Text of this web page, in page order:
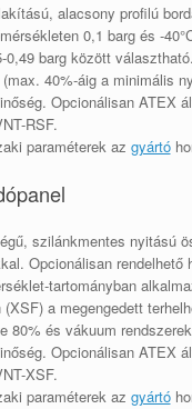
alacsony profilú
0,1 barg és -
0,49 barg között
40%-áig a minimális
Opcionálisan ATEX
RSF.
paraméterek az gyártó
szilánkmentes nyitású
Opcionálisan
tartományban
a megengedett
80% és vákuum
Opcionálisan ATEX
XSF.
paraméterek az gyártó